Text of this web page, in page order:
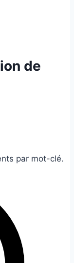
de
par mot-clé.